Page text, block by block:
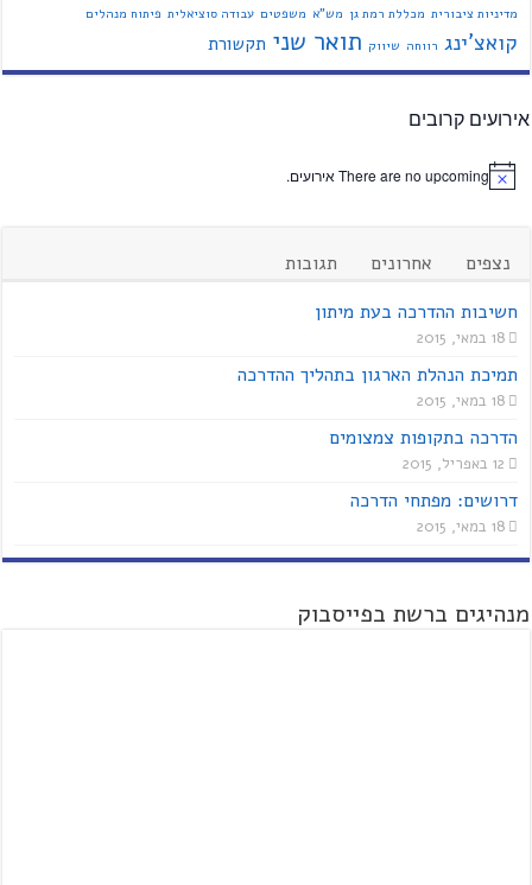
מדיניות ציבורית מכללת רמת גן מש"א משפטים עבודה סוציאלית פיתוח מנהלים
קואצ'ינג רווחה שיווק תואר שני תקשורת
אירועים קרובים
There are no upcoming אירועים.
נצפים אחרונים
תגובות
חשיבות ההדרכה בעת מיתון
18 במאי, 2015
תמיכת הנהלת הארגון בתהליך ההדרכה
18 במאי, 2015
הדרכה בתקופות צמצומים
12 באפריל, 2015
דרושים: מפתחי הדרכה
18 במאי, 2015
מנהיגים ברשת בפייסבוק